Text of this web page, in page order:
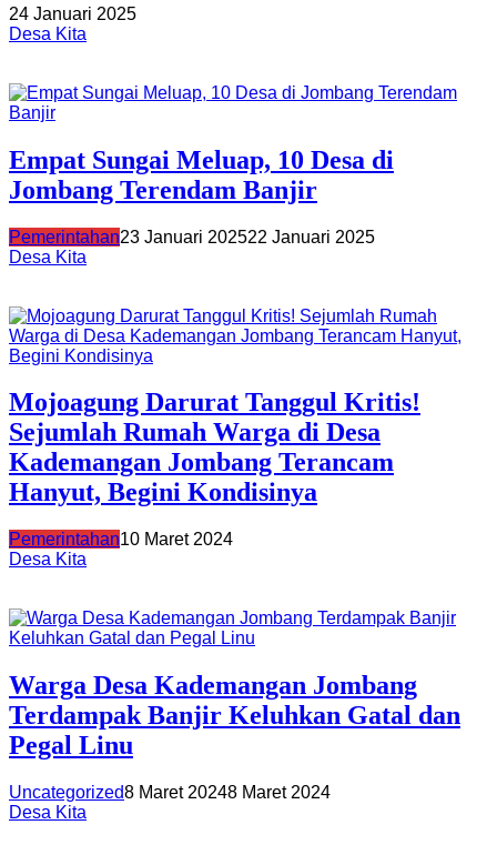
24 Januari 2025
Desa Kita
Empat Sungai Meluap, 10 Desa di
Jombang Terendam Banjir
Pemerintahan23 Januari 202522 Januari 2025
Desa Kita
Mojoagung Darurat Tanggul Kritis!
Sejumlah Rumah Warga di Desa
Kademangan Jombang Terancam
Hanyut, Begini Kondisinya
Pemerintahan10 Maret 2024
Desa Kita
Warga Desa Kademangan Jombang
Terdampak Banjir Keluhkan Gatal dan
Pegal Linu
Uncategorized8 Maret 20248 Maret 2024
Desa Kita